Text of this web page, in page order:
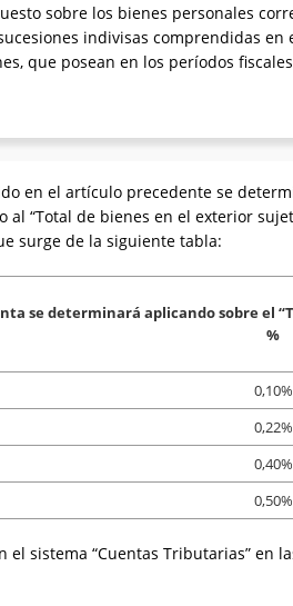
sobre los bienes personales
indivisas comprendidas en
que posean en los períodos
en el artículo precedente se
“Total de bienes en el exterior
surge de la siguiente tabla:
se determinará aplicando sobre el
%
0,10%
0,22%
0,40%
0,50%
sistema “Cuentas Tributarias” en